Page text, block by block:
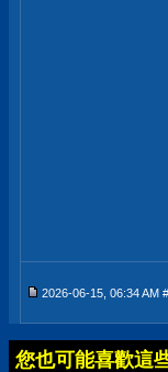
2026-06-15, 06:34 AM #
您也可能喜歡這